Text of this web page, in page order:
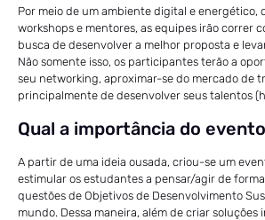
Por meio de um ambiente digital e energético,
workshops e mentores, as equipes irão correr
busca de desenvolver a melhor proposta e
Não somente isso, os participantes terão a
seu networking, aproximar-se do mercado de
principalmente de desenvolver seus talentos
Qual a importância do
A partir de uma ideia ousada, criou-se um
estimular os estudantes a pensar/agir de
questões de Objetivos de Desenvolvimento
mundo. Dessa maneira, além de criar soluções